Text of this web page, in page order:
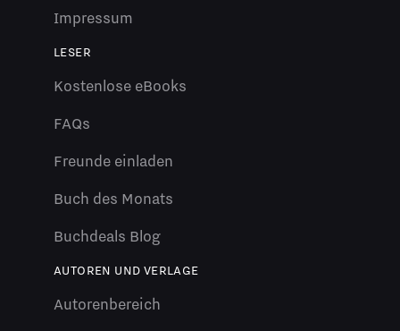
Impressum
LESER
Kostenlose eBooks
FAQs
Freunde einladen
Buch des Monats
Buchdeals Blog
AUTOREN UND VERLAGE
Autorenbereich